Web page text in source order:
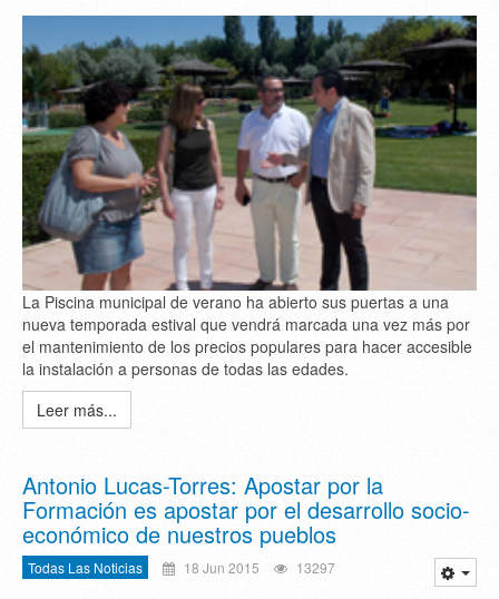
La Piscina municipal de verano ha abierto sus puertas a una
nueva temporada estival que vendrá marcada una vez más por
el mantenimiento de los precios populares para hacer accesible
la instalación a personas de todas las edades.
Leer más...
Antonio Lucas-Torres: Apostar por la
Formación es apostar por el desarrollo socio-
económico de nuestros pueblos
Todas Las Noticias 18 Jun 2015 13297